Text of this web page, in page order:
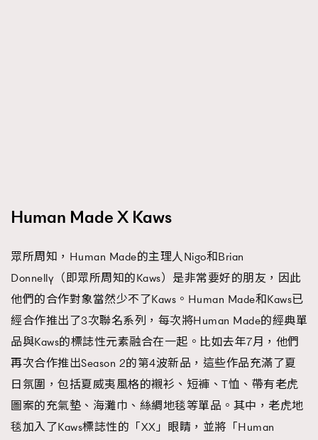
Human Made X Kaws
眾所周知，Human Made的主理人Nigo和Brian
Donnelly（即眾所周知的Kaws）是非常要好的朋友，因此
他們的合作對象當然少不了Kaws。Human Made和Kaws已
經合作推出了3次聯名系列，每次將Human Made的經典單
品與Kaws的標誌性元素融合在一起。比如去年7月，他們
再次合作推出Season 2的第4波新品，這些作品充滿了夏
日氛圍，包括夏威夷風格的襯衫、短褲、T恤、帶有老虎
圖案的充氣墊、海灘巾、絲綢地毯等單品。其中，老虎地
毯加入了Kaws標誌性的「XX」眼睛，並將「Human